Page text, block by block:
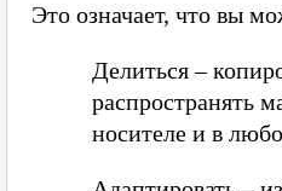
Это означает, что вы
Делиться –
распространять
носителе и в